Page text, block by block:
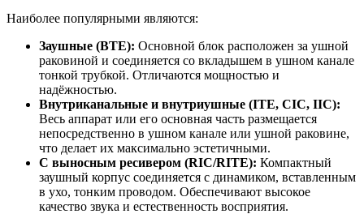
Наиболее популярными являются:
Заушные (BTE): Основной блок расположен за ушной
раковиной и соединяется со вкладышем в ушном канале
тонкой трубкой. Отличаются мощностью и
надёжностью.
Внутриканальные и внутриушные (ITE, CIC, IIC):
Весь аппарат или его основная часть размещается
непосредственно в ушном канале или ушной раковине,
что делает их максимально эстетичными.
С выносным ресивером (RIC/RITE): Компактный
заушный корпус соединяется с динамиком, вставленным
в ухо, тонким проводом. Обеспечивают высокое
качество звука и естественность восприятия.